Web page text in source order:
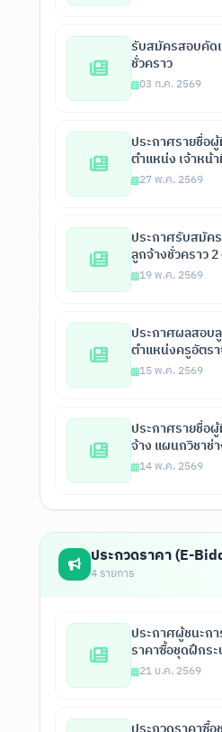
รับสมัครสอบคัด
ชั่วคราว
03 ก.ค. 2569
ประกาศรายชื่อ
ตำแหน่ง เจ้าหน้
27 พ.ค. 2569
ประกาศรับสมัค
ลูกจ้างชั่วคราว
19 พ.ค. 2569
ประกาศผลสอบ
ตำแหน่งครูอัตร
ก่อสร้าง โยธา
15 พ.ค. 2569
ประกาศรายชื่อ
จ้าง แผนกวิชาช่
14 พ.ค. 2569
ประกวดราคา (E-
4 รายการ
ประกาศผู้ชนะก
ราคาซื้อชุดฝึกร
แยกส่วนการทำง
ชุดฝึกยานยนต์ไ
21 ม.ค. 2569